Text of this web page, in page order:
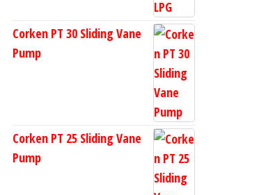
Corken PT 30 Sliding Vane
Pump
Corken PT 25 Sliding Vane
Pump